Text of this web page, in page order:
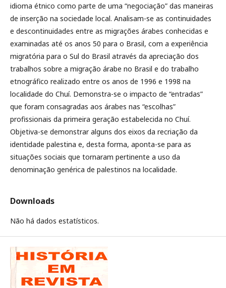
idioma étnico como parte de uma “negociação” das maneiras
de inserção na sociedade local. Analisam-se as continuidades
e descontinuidades entre as migrações árabes conhecidas e
examinadas até os anos 50 para o Brasil, com a experiência
migratória para o Sul do Brasil através da apreciação dos
trabalhos sobre a migração árabe no Brasil e do trabalho
etnográfico realizado entre os anos de 1996 e 1998 na
localidade do Chuí. Demonstra-se o impacto de “entradas”
que foram consagradas aos árabes nas “escolhas”
profissionais da primeira geração estabelecida no Chuí.
Objetiva-se demonstrar alguns dos eixos da recriação da
identidade palestina e, desta forma, aponta-se para as
situações sociais que tornaram pertinente a uso da
denominação genérica de palestinos na localidade.
Downloads
Não há dados estatísticos.